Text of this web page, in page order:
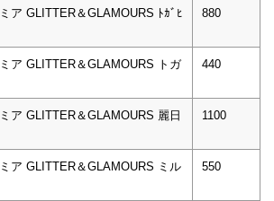
ア GLITTER＆GLAMOURS ﾄｶﾞﾋ
880
ア GLITTER＆GLAMOURS トガ
440
ア GLITTER＆GLAMOURS 麗日
1100
ア GLITTER＆GLAMOURS ミル
550